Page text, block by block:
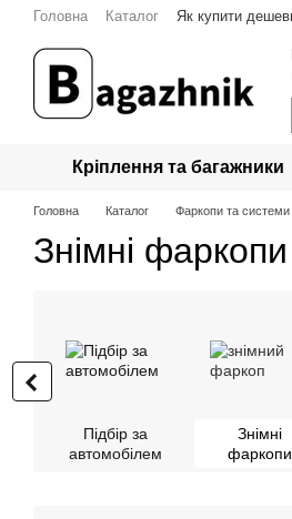
Перейти до основного контенту
Головна Каталог Як купити
Кріплення та багажники
Головна Каталог Фаркопи та системи
Знімні
Підбір за
автомобілем
Знімні
фаркопи